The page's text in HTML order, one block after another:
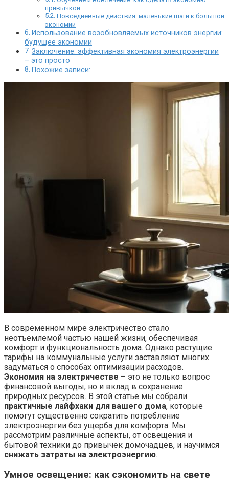
привычкой
Повседневные действия: маленькие шаги к большой
экономии
Использование возобновляемых источников энергии:
будущее экономии
Заключение: эффективная экономия электроэнергии
– это просто
Похожие записи:
В современном мире электричество стало
неотъемлемой частью нашей жизни, обеспечивая
комфорт и функциональность дома. Однако растущие
тарифы на коммунальные услуги заставляют многих
задуматься о способах оптимизации расходов.
Экономия на электричестве – это не только вопрос
финансовой выгоды, но и вклад в сохранение
природных ресурсов. В этой статье мы собрали
практичные лайфхаки для вашего дома, которые
помогут существенно сократить потребление
электроэнергии без ущерба для комфорта. Мы
рассмотрим различные аспекты, от освещения и
бытовой техники до привычек домочадцев, и научимся
снижать затраты на электроэнергию.
Умное освещение: как сэкономить на свете